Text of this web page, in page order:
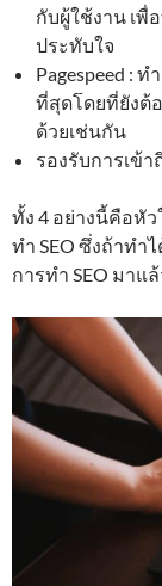
กับผู้ใช้งาน เพื่
ประทับใจ
Pagespeed :
ที่สุดโดยที่ยังต้
ด้วยเช่นกัน
รองรับการเข้
ทั้ง 4 อย่างนี้คือหั
ทำ SEO ซึ่งถ้าท
การทำ SEO มาแ